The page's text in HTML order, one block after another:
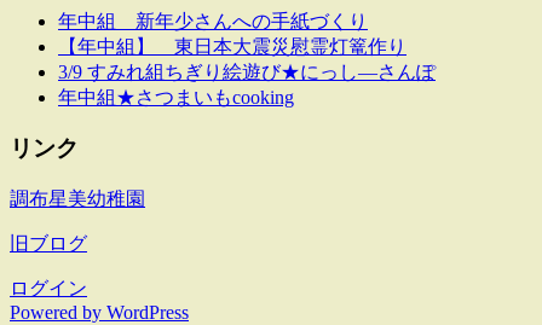
年中組 新年少さんへの手紙づくり
【年中組】 東日本大震災慰霊灯篭作り
3/9 すみれ組ちぎり絵遊び★にっし―さんぽ
年中組★さつまいもcooking
リンク
調布星美幼稚園
旧ブログ
ログイン
Powered by WordPress